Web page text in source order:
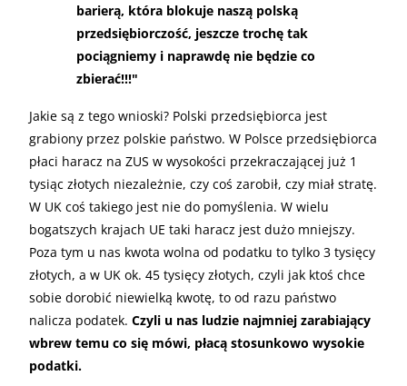
barierą, która blokuje naszą polską
przedsiębiorczość, jeszcze trochę tak
pociągniemy i naprawdę nie będzie co
zbierać!!!"
Jakie są z tego wnioski? Polski przedsiębiorca jest
grabiony przez polskie państwo. W Polsce przedsiębiorca
płaci haracz na ZUS w wysokości przekraczającej już 1
tysiąc złotych niezależnie, czy coś zarobił, czy miał stratę.
W UK coś takiego jest nie do pomyślenia. W wielu
bogatszych krajach UE taki haracz jest dużo mniejszy.
Poza tym u nas kwota wolna od podatku to tylko 3 tysięcy
złotych, a w UK ok. 45 tysięcy złotych, czyli jak ktoś chce
sobie dorobić niewielką kwotę, to od razu państwo
nalicza podatek. Czyli u nas ludzie najmniej zarabiający
wbrew temu co się mówi, płacą stosunkowo wysokie
podatki.